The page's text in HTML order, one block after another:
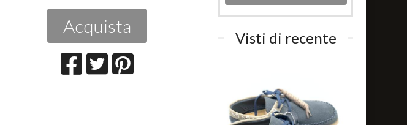
Acquista
Visti di recente